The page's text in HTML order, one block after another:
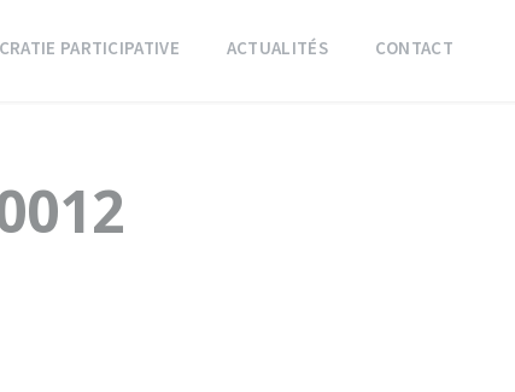
PARTICIPATIVE ACTUALITÉS CONTACT